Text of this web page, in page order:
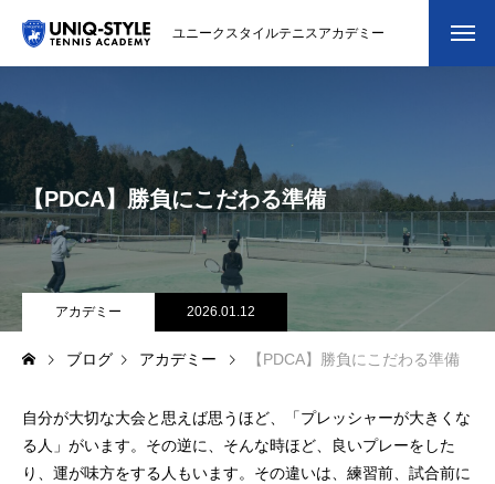
ユニークスタイルテニスアカデミー
システム・クラス・料金
スクール紹介・コーチ紹介
大会・イベント
ブログ
アクセス
お問い合わせ
会員専用ページ
【PDCA】勝負にこだわる準備
アカデミー 2026.01.12
ブログ アカデミー 【PDCA】勝負にこだわる準備
自分が大切な大会と思えば思うほど、「プレッシャーが大きくな
る人」がいます。その逆に、そんな時ほど、良いプレーをした
り、運が味方をする人もいます。その違いは、練習前、試合前に